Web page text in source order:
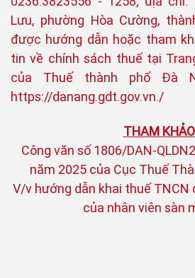
Lưu, phường Hòa Cường,
được hướng dẫn hoặc tham
tin về chính sách thuế tại
của Thuế thành phố Đà
https://danang.gdt.gov.vn./
THAM KHẢO
Công văn số 1806/DAN-
năm 2025 của Cục Thuế
V/v hướng dẫn khai thuế TNCN
của nhân viên sàn